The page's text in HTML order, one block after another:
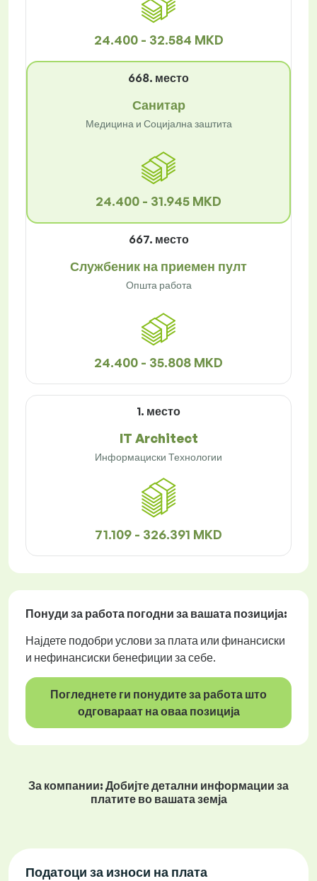
24.400 - 32.584 MKD
668. место
Санитар
Медицина и Социјална заштита
24.400 - 31.945 MKD
667. место
Службеник на приемен пулт
Општа работа
24.400 - 35.808 MKD
1. место
IT Architect
Информациски Технологии
71.109 - 326.391 MKD
Понуди за работа погодни за вашата позиција:
Најдете подобри услови за плата или финансиски
и нефинансиски бенефиции за себе.
Погледнете ги понудите за работа што
одговараат на оваа позиција
За компании: Добијте детални информации за
платите во вашата земја
Податоци за износи на плата